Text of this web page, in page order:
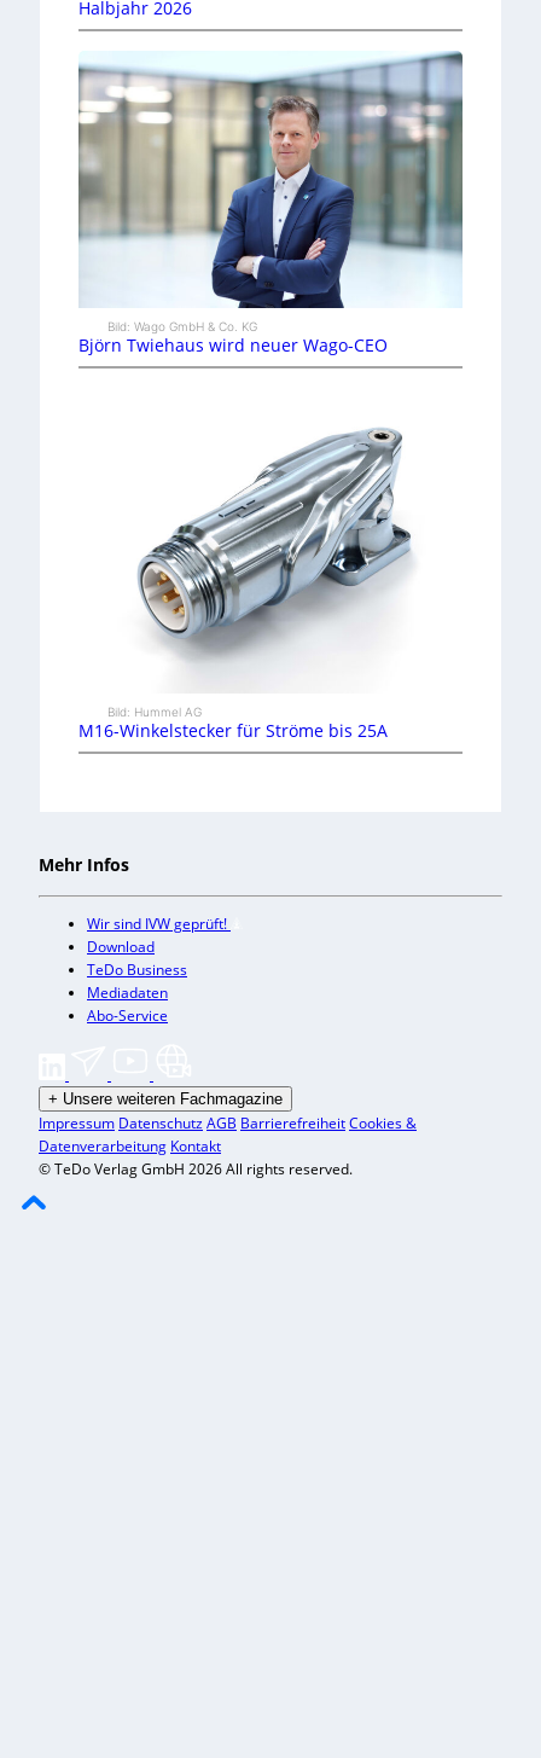
Halbjahr 2026
Bild: Wago GmbH & Co. KG
Björn Twiehaus wird neuer Wago-CEO
Bild: Hummel AG
M16-Winkelstecker für Ströme bis 25A
Mehr Infos
Wir sind IVW geprüft!
Download
TeDo Business
Mediadaten
Abo-Service
+ Unsere weiteren Fachmagazine
Impressum DatenschutzAGB BarrierefreiheitCookies &
Datenverarbeitung Kontakt
© TeDo Verlag GmbH 2026 All rights reserved.